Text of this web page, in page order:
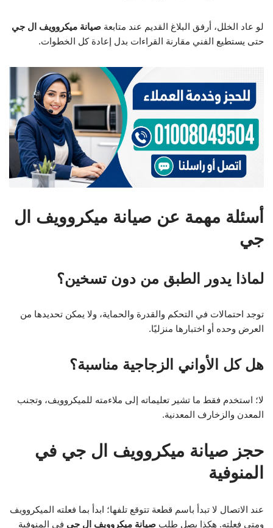
لو عاد الخلل، أرفق البلاغ القديم عند متابعة صيانة ميكروويف ال جي
حتى يستطيع الفني مقارنة القراءات بدل إعادة كل الخطوات.
أسئلة مهمة عن صيانة ميكروويف ال
جي
لماذا يدور الطبق من دون تسخين؟
توجد احتمالات في التحكم والقدرة والحماية، ولا يمكن تحديدها من
العرض وحده أو اختبارها منزليًا.
هل كل الأواني الزجاجية مناسبة؟
لا؛ استخدم فقط ما تشير تعليماته إلى ملاءمته للميكروويف، وتجنب
المعدن والزخارف المعدنية.
حجز صيانة ميكروويف ال جي في
المنوفية
عند الاتصال لا تبدأ باسم قطعة تتوقع تلفها؛ ابدأ بما فعلته الميكروويف
ومتى فعلته. هكذا يصل طلب صيانة ميكروويف ال جي في المنوفية